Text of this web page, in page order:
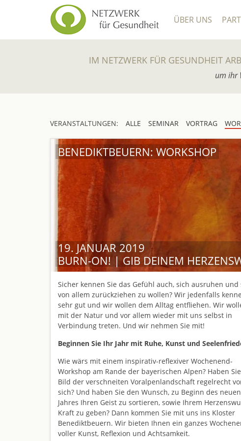
ÜBER UNS
IM NETZWERK FÜR GESUNDHEIT
um ihr
VERANSTALTUNGEN: ALLE SEMINAR VORTRAG
19. JANUAR 2019
BURN-ON! | GIB DEINEM
BENEDIKTBEUERN: WORKSHOP
Sicher kennen Sie das Gefühl auch, sich ausruhen und
von allem zurückziehen zu wollen? Wir jedenfalls
sehr gut und wir wollen dem Alltag entfliehen. Wir
mit der Natur und vor allem wieder mit uns selbst in
Verbindung treten. Und wir nehmen Sie mit!
Beginnen Sie Ihr Jahr mit Ruhe, Kunst und
Wie wärs mit einem inspirativ-reflexiver Wochenend-
Workshop am Rande der bayerischen Alpen? Haben
Bild der verschneiten Voralpenlandschaft regelrecht
sich? Und haben Sie den Wunsch, zu Beginn des neuen
Jahres Ihren Geist zu sortieren, sowie Ihrem
Kraft zu geben? Dann kommen Sie mit uns ins Kloster
Benediktbeuern. Wir bieten Ihnen ein ganzes
voller Kunst, Reflexion und Achtsamkeit.